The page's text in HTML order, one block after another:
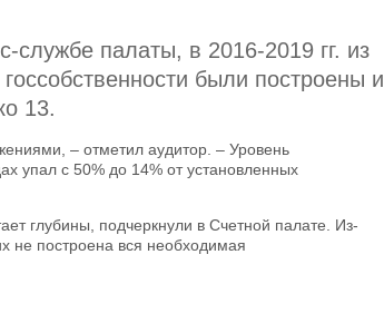
службе палаты, в 2016-2019 гг. из
были построены и
13.
– отметил аудитор. – Уровень
упал с 50% до 14% от установленных
глубины, подчеркнули в Счетной палате. Из-
не построена вся необходимая